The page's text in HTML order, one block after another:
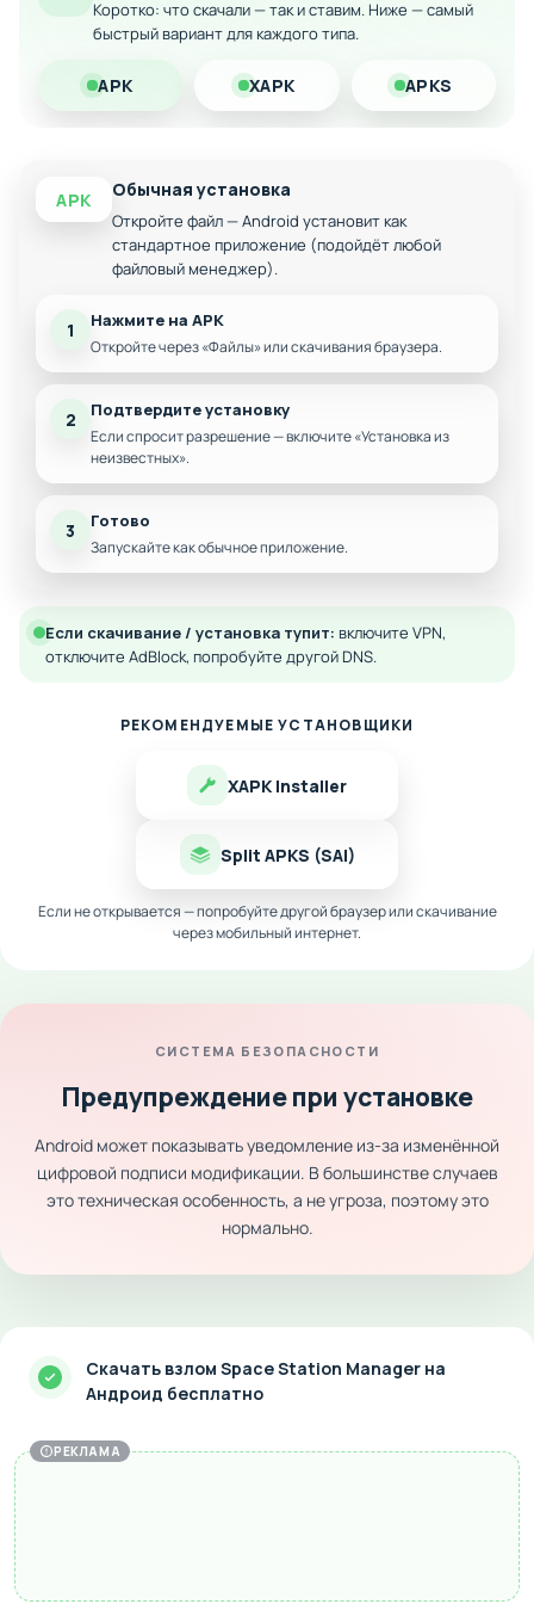
ограничений
Оптимизированный геймплей для мобильных
Коротко: что скачали — так и ставим. Ниже — самый
быстрый вариант для каждого типа.
APK XAPK APKS
APK Обычная установка
Откройте файл — Android установит как
стандартное приложение (подойдёт любой
файловый менеджер).
1 Нажмите на APK
Откройте через «Файлы» или скачивания браузера.
2 Подтвердите установку
Если спросит разрешение — включите «Установка из
неизвестных».
3 Готово
Запускайте как обычное приложение.
Если скачивание / установка тупит: включите VPN,
отключите AdBlock, попробуйте другой DNS.
РЕКОМЕНДУЕМЫЕ УСТАНОВЩИКИ
XAPK Installer
Split APKS (SAI)
Если не открывается — попробуйте другой браузер или скачивание
через мобильный интернет.
СИСТЕМА БЕЗОПАСНОСТИ
Предупреждение при установке
Android может показывать уведомление из-за изменённой
цифровой подписи модификации. В большинстве случаев
это техническая особенность, а не угроза, поэтому это
нормально.
Скачать взлом Space Station Manager на
Андроид бесплатно
РЕКЛАМА